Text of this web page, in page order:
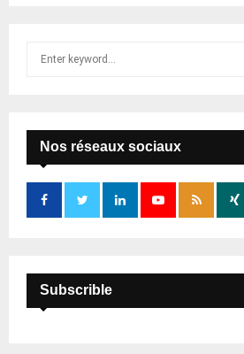
f
o
:
Nos réseaux sociaux
Subscrible